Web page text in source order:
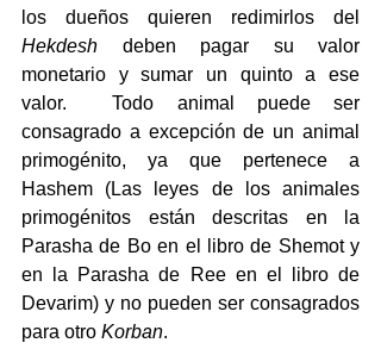
Hekdesh deben pagar su valor
monetario y sumar un quinto a ese
valor.  Todo animal puede ser
consagrado a excepción de un animal
primogénito, ya que pertenece a
Hashem (Las leyes de los animales
primogénitos están descritas en la
Parasha de Bo en el libro de Shemot y
en la Parasha de Ree en el libro de
Devarim) y no pueden ser consagrados
para otro Korban.